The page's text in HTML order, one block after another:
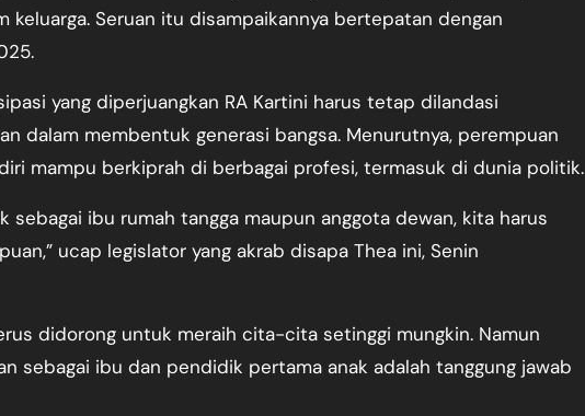
Seruan itu disampaikannya bertepatan dengan
yang diperjuangkan RA Kartini harus tetap dilandasi
dalam membentuk generasi bangsa. Menurutnya, perempuan
mampu berkiprah di berbagai profesi, termasuk di dunia politik.
sebagai ibu rumah tangga maupun anggota dewan, kita harus
ucap legislator yang akrab disapa Thea ini, Senin
didorong untuk meraih cita-cita setinggi mungkin. Namun
sebagai ibu dan pendidik pertama anak adalah tanggung jawab